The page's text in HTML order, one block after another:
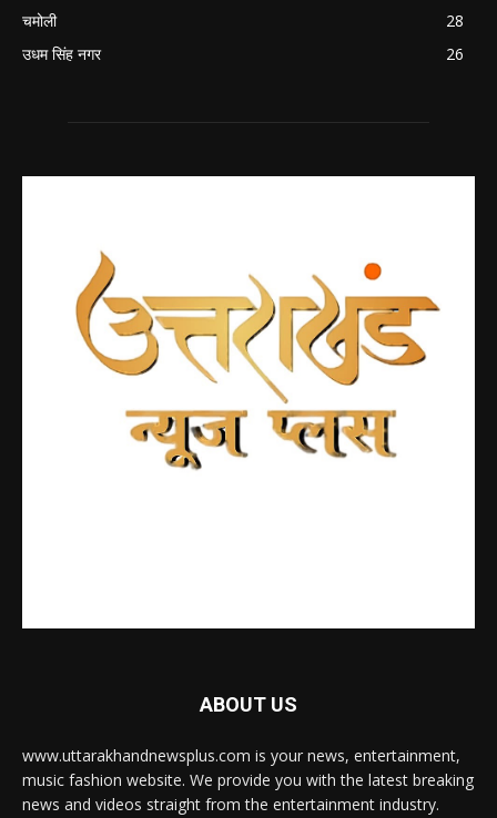
चमोली
28
उधम सिंह नगर
26
ABOUT US
www.uttarakhandnewsplus.com is your news, entertainment,
music fashion website. We provide you with the latest breaking
news and videos straight from the entertainment industry.